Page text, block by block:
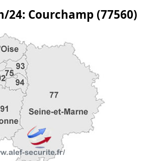
24: Courchamp (77560)